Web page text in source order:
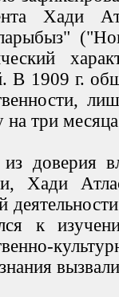
Хади
В 1909 г.
на три
доверия
Хади
к